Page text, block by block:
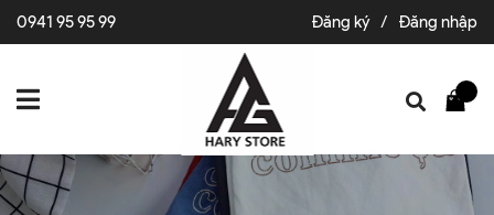
0941 95 95 99 Đăng ký / Đăng nhập